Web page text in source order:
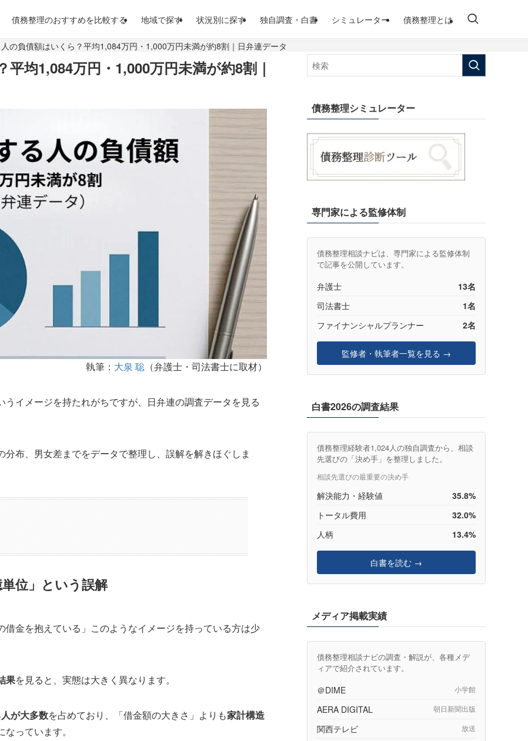
債務整理のおすすめを比較する 地域で探す 状況別に探す 独自調査・白書 シミュレーター 債務整理とは
の負債額はいくら？平均1,084万円・1,000万円未満が約8割｜日弁連データ
均1,084万円・1,000万円未満が約8割｜
執筆： 大泉 聡 （弁護士・司法書士に取材）
イメージを持たれがちですが、日弁連の調査データを見る
布、男女差までをデータで整理し、誤解を解きほぐしま
位」という誤解
借金を抱えている」このようなイメージを持っている方は少
果を見ると、実態は大きく異なります。
が大多数を占めており、「借金額の大きさ」よりも家計構造
っています。
債務整理シミュレーター
専門家による監修体制
債務整理相談ナビは、専門家による監修体制
で記事を公開しています。
弁護士
13名
司法書士
1名
ファイナンシャルプランナー
2名
監修者・執筆者一覧を見る →
白書2026の調査結果
債務整理経験者1,024人の独自調査から、相談
先選びの「決め手」を整理しました。
相談先選びの最重要の決め手
解決能力・経験値
35.8%
トータル費用
32.0%
人柄
13.4%
白書を読む →
メディア掲載実績
債務整理相談ナビの調査・解説が、各種メデ
ィアで紹介されています。
＠DIME 小学館
AERA DIGITAL 朝日新聞出版
関西テレビ 放送